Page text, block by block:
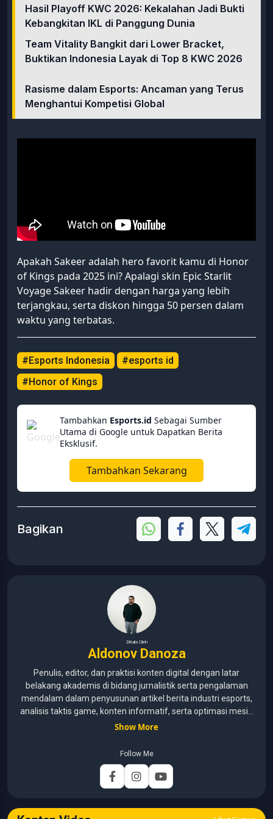
Hasil Playoff KWC 2026: Kekalahan Jadi Bukti
Kebangkitan IKL di Panggung Dunia
Team Vitality Bangkit dari Lower Bracket,
Buktikan Indonesia Layak di Top 8 KWC 2026
Rasisme dalam Esports: Ancaman yang Terus
Menghantui Kompetisi Global
Apakah Sakeer adalah hero favorit kamu di Honor
of Kings pada 2025 ini? Apalagi skin Epic Starlit
Voyage Sakeer hadir dengan harga yang lebih
terjangkau, serta diskon hingga 50 persen dalam
waktu yang terbatas.
#Esports Indonesia
#esports id
#Honor of Kings
Tambahkan Esports.id Sebagai Sumber
Utama di Google untuk Dapatkan Berita
Eksklusif.
Tambahkan Sekarang
Bagikan
Ditulis Oleh
Aldonov Danoza
Penulis, editor, dan praktisi konten digital dengan latar
belakang akademis di bidang jurnalistik serta pengalaman
mendalam dalam penyusunan artikel berita industri esports,
analisis taktis game, konten informatif, serta optimasi mesin
pencari (SEO) untuk audiens media digital. Lulusan Universitas
mengenai kaidah jurnalistik, etika media, verifikasi informasi,
dan teknik penulisan profesional. Berfokus pada
pengembangan konten yang mengutamakan akurasi,
relevansi, dan analisis mendalam. Memastikan artikel
gameplay, serta verifikasi informasi guna menyajikan liputan
Show More
Follow Me